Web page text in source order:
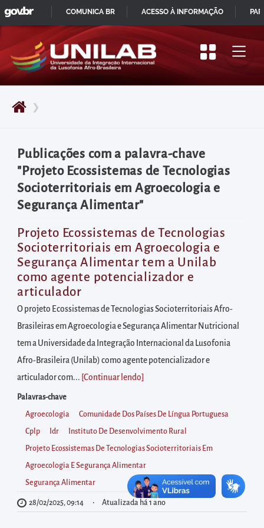
Pular
para
início
do
principal
Acessar
diretamente
o
menu
principal
Acessar
diretamente
à
área
para
realizar
buscas
internas
Acessar
diretamente
as
informações
postas
no
rodapé
❯
Publicações com a palavra-chave
"Projeto Ecossistemas de Tecnologias
Socioterritoriais em Agroecologia e
Segurança Alimentar"
Projeto Ecossistemas de Tecnologias
Socioterritoriais em Agroecologia e
Segurança Alimentar tem a Unilab
como agente potencializador e
articulador
O projeto Ecossistemas de Tecnologias Socioterritoriais Afro-
Brasileiras em Agroecologia e Segurança Alimentar Nutricional
tem a Universidade da Integração Internacional da Lusofonia
Afro-Brasileira (Unilab) como agente potencializador e
articulador com... [Continuar lendo
Palavras-chave
Agroecologia Comunidade Dos Países De Língua Portuguesa
Cplp Idr Instituto De Desenvolvimento Rural
Projeto Ecossistemas De Tecnologias Socioterritoriais Em
Agroecologia E Segurança Alimentar
Segurança Alimentar
28/02/2025, 09:14 Atualizada há 1 ano
IR
PARA
CONTEÚDO
GOVBR
COMUNICA BR ACESSO À INFORMAÇÃO